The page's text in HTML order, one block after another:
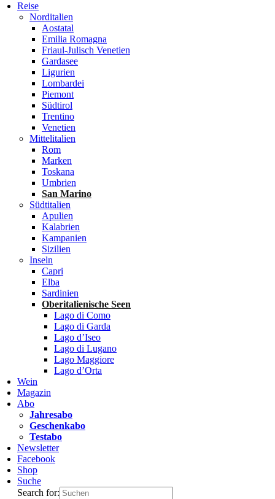
Reise
Norditalien
Aostatal
Emilia Romagna
Friaul-Julisch Venetien
Gardasee
Ligurien
Lombardei
Piemont
Südtirol
Trentino
Venetien
Mittelitalien
Rom
Marken
Toskana
Umbrien
San Marino
Südtitalien
Apulien
Kalabrien
Kampanien
Sizilien
Inseln
Capri
Elba
Sardinien
Oberitalienische Seen
Lago di Como
Lago di Garda
Lago d’Iseo
Lago di Lugano
Lago Maggiore
Lago d’Orta
Wein
Magazin
Abo
Jahresabo
Geschenkabo
Testabo
Newsletter
Facebook
Shop
Suche
Search for: